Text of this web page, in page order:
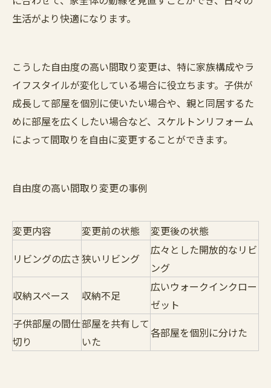
生活がより快適になります。
こうした自由度の高い間取り変更は、特に家族構成やラ
イフスタイルが変化している場合に役立ちます。子供が
成長して部屋を個別に使いたい場合や、親と同居するた
めに部屋を広くしたい場合など、スケルトンリフォーム
によって間取りを自由に変更することができます。
自由度の高い間取り変更の事例
変更内容 変更前の状態
変更後の状態
リビングの広さ狭いリビング
広々とした開放的なリビ
ング
収納スペース
収納不足
広いウォークインクロー
ゼット
子供部屋の間仕
切り
部屋を共有して
いた
各部屋を個別に分けた